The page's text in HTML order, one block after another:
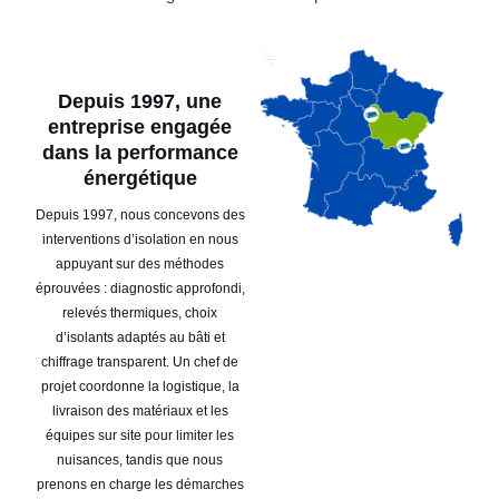
Depuis 1997, une
entreprise engagée
dans la performance
énergétique
Depuis 1997, nous concevons des
interventions d’isolation en nous
appuyant sur des méthodes
éprouvées : diagnostic approfondi,
relevés thermiques, choix
d’isolants adaptés au bâti et
chiffrage transparent. Un chef de
projet coordonne la logistique, la
livraison des matériaux et les
équipes sur site pour limiter les
nuisances, tandis que nous
prenons en charge les démarches